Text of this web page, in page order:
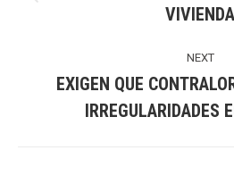
post:
VIVIENDA
NEXT
post:
EXIGEN QUE
IRREGULARIDADES